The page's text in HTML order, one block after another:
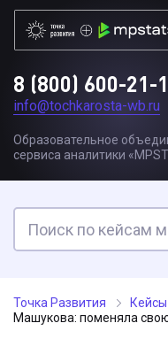
Образовательное
сервиса аналитики
8 (800) 600-21-
info@tochkarosta-wb.ru
Точка Развития
Машукова: поменяла